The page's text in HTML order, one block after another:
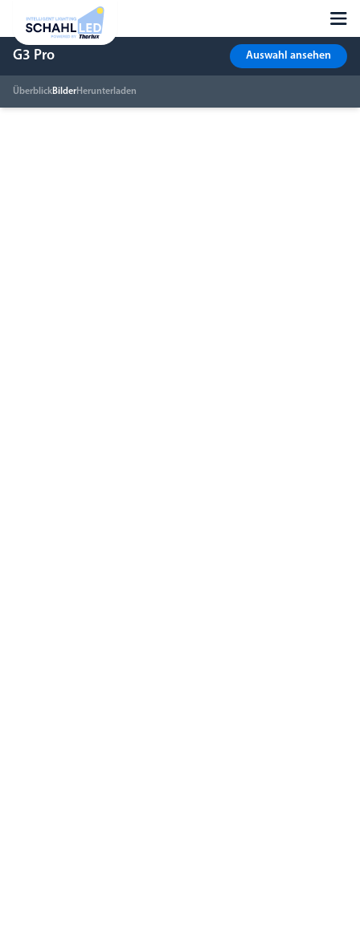
G3 Pro
ÜberblickBilderHerunterladen
Auswahl ansehen